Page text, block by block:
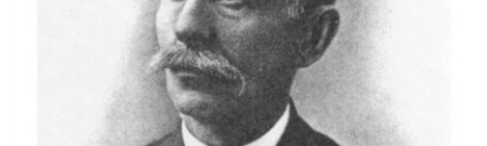
Українською